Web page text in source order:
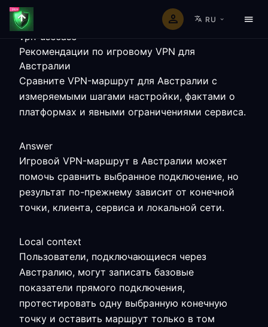
RU
vpn-usecase
Рекомендации по игровому VPN для
Австралии
Сравните VPN-маршрут для Австралии с
измеряемыми шагами настройки, фактами о
платформах и явными ограничениями сервиса.
Answer
Игровой VPN-маршрут в Австралии может
помочь сравнить выбранное подключение, но
результат по-прежнему зависит от конечной
точки, клиента, сервиса и локальной сети.
Local context
Пользователи, подключающиеся через
Австралию, могут записать базовые
показатели прямого подключения,
протестировать одну выбранную конечную
точку и оставить маршрут только в том